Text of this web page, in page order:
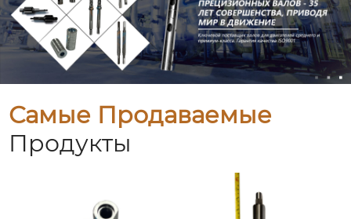
Самые Продаваемые
Продукты